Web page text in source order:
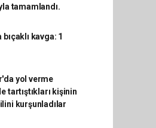
tamamlandı.
kavga: 1
yol verme
tartıştıkları kişinin
kurşunladılar